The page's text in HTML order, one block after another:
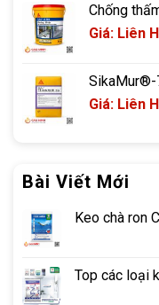
Chống
Giá: Liên
SikaMur®-
Giá: Liên
Bài Viết Mới
Keo chà ron
Top các loại